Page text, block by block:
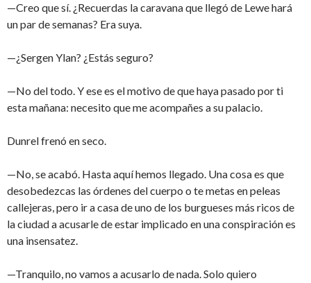
—Creo que sí. ¿Recuerdas la caravana que llegó de Lewe hará
un par de semanas? Era suya.
—¿Sergen Ylan? ¿Estás seguro?
—No del todo. Y ese es el motivo de que haya pasado por ti
esta mañana: necesito que me acompañes a su palacio.
Dunrel frenó en seco.
—No, se acabó. Hasta aquí hemos llegado. Una cosa es que
desobedezcas las órdenes del cuerpo o te metas en peleas
callejeras, pero ir a casa de uno de los burgueses más ricos de
la ciudad a acusarle de estar implicado en una conspiración es
una insensatez.
—Tranquilo, no vamos a acusarlo de nada. Solo quiero